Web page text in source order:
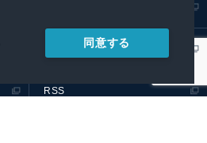
同意する
プレスリリース取扱基準
RSS